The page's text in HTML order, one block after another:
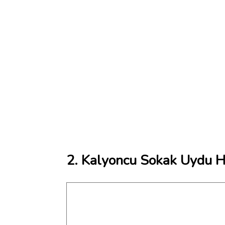
2. Kalyoncu Sokak Uydu